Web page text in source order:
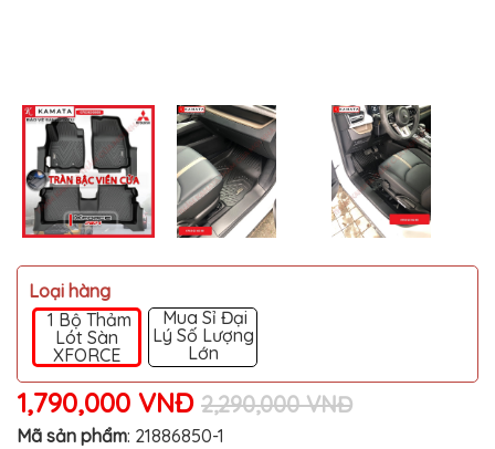
BMW
VOLVO
SUZUKI
PORSCHE
MG
AUDI
MINI
COOPER
PEUGEOT
Loại hàng
Lót Sàn
XFORCE
Lý Số Lượng
Lớn
1,790,000 VNĐ 2,290,000 VNĐ
Mã sản phẩm: 21886850-1